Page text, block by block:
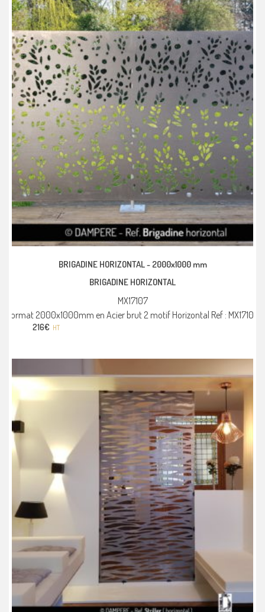
BRIGADINE HORIZONTAL - 2000x1000 mm
BRIGADINE HORIZONTAL
MX17107
Format 2000x1000mm en Acier brut 2 motif Horizontal Ref : MX17107
216€ HT